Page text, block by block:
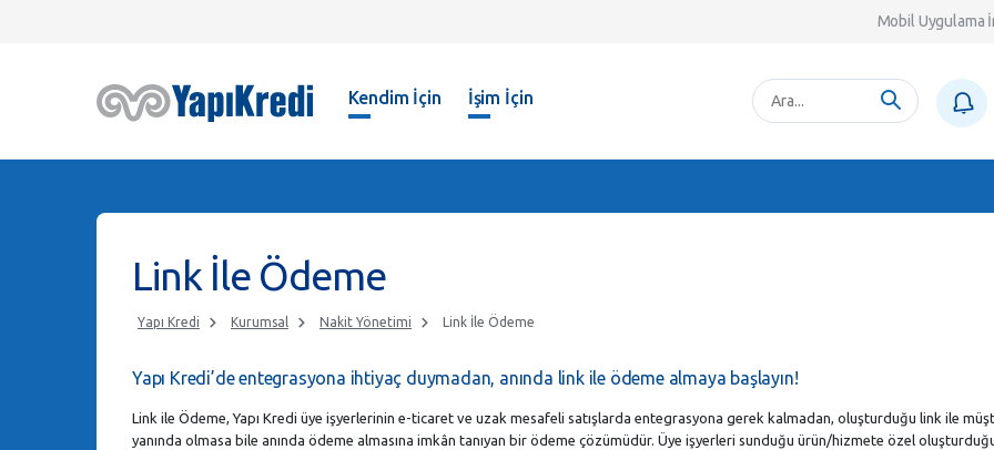
Mobil Uygulama
Kendim İçin İşim İçin
Link İle Ödeme
Yapı Kredi Kurumsal Nakit Yönetimi Link İle Ödeme
Yapı Kredi’de entegrasyona ihtiyaç duymadan, anında link ile ödeme almaya başlayın!
Link ile Ödeme, Yapı Kredi üye işyerlerinin e-ticaret ve uzak mesafeli satışlarda entegrasyona gerek kalmadan, oluşturduğu link ile
yanında olmasa bile anında ödeme almasına imkân tanıyan bir ödeme çözümüdür. Üye işyerleri sunduğu ürün/hizmete özel